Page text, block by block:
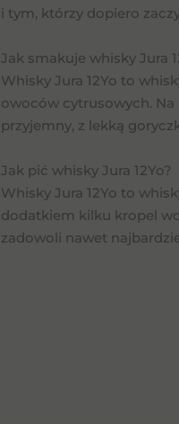
i tym, którzy dopiero
Jak smakuje whisky Jura
Whisky Jura 12Yo to
owoców cytrusowych.
przyjemny, z lekką
Jak pić whisky Jura 12Yo?
Whisky Jura 12Yo to
dodatkiem kilku kropel
zadowoli nawet